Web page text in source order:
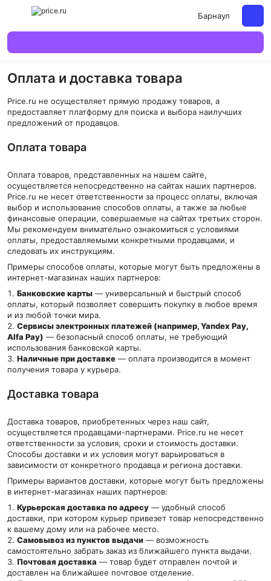
Барнаул
Оплата и доставка товара
Price.ru не осуществляет прямую продажу товаров, а
предоставляет платформу для поиска и выбора наилучших
предложений от продавцов.
Оплата товара
Оплата товаров, представленных на нашем сайте,
осуществляется непосредственно на сайтах наших партнеров.
Price.ru не несет ответственности за процесс оплаты, включая
выбор и использование способов оплаты, а также за любые
финансовые операции, совершаемые на сайтах третьих сторон.
Мы рекомендуем внимательно ознакомиться с условиями
оплаты, предоставляемыми конкретными продавцами, и
следовать их инструкциям.
Примеры способов оплаты, которые могут быть предложены в
интернет-магазинах наших партнеров:
Банковские карты — универсальный и быстрый способ
оплаты, который позволяет совершить покупку в любое время
и из любой точки мира.
Сервисы электронных платежей (например, Yandex Pay,
Alfa Pay) — безопасный способ оплаты, не требующий
использования банковской карты.
Наличные при доставке — оплата производится в момент
получения товара у курьера.
Доставка товара
Доставка товаров, приобретенных через наш сайт,
осуществляется продавцами-партнерами. Price.ru не несет
ответственности за условия, сроки и стоимость доставки.
Способы доставки и их условия могут варьироваться в
зависимости от конкретного продавца и региона доставки.
Примеры вариантов доставки, которые могут быть предложены
в интернет-магазинах наших партнеров:
Курьерская доставка по адресу — удобный способ
доставки, при котором курьер привезет товар непосредственно
к вашему дому или на рабочее место.
Самовывоз из пунктов выдачи — возможность
самостоятельно забрать заказ из ближайшего пункта выдачи.
Почтовая доставка — товар будет отправлен почтой и
доставлен на ближайшее почтовое отделение.